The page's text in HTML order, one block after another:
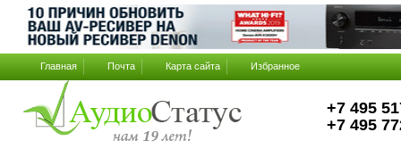
Главная Почта Карта сайта Избранное
+7 495
+7 495